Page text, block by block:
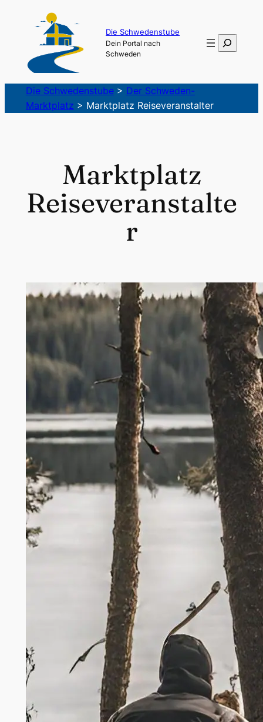
springen
Die Schwedenstube
Dein Portal nach
Schweden
Suchen
Die Schwedenstube> Der Schweden-
Marktplatz > Marktplatz Reiseveranstalter
Marktplatz
Reiseveranstalte
r